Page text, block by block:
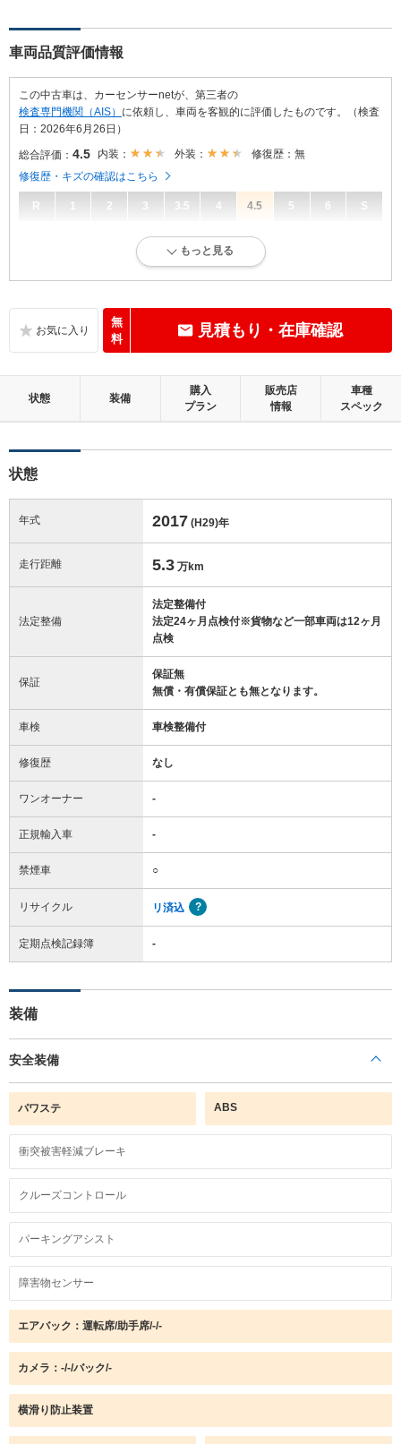
車両品質評価情報
この中古車は、カーセンサーnetが、第三者の
検査専門機関（AIS） に依頼し、車両を客観的に評価したものです。（検査
日：2026年6月26日）
総合評価： 4.5 内装： 外装：
修復歴：無
修復歴・キズの確認はこちら
R 1 2 3 3.5 4 4.5 5 6 S
内外装に目立たない軽微なキズ、ヘコミが少し認められますが、良好な
目立たない軽微なダメージはありますが、良好な状態です。
外装：
キズ、ヘコミなどが少なく、あっても目立たない、良好な状態です。
もっと見る
無
料
見積もり・在庫確認
状態 装備
購入
プラン
販売店
情報
車種
スペック
状態
年式 2017 (H29)年
走行距離 5.3 万km
法定整備
法定整備付
法定24ヶ月点検付※貨物など一部車両は12ヶ月
点検
保証
保証無
無償・有償保証とも無となります。
車検 車検整備付
修復歴 なし
ワンオーナー -
正規輸入車 -
禁煙車 ○
リサイクル リ済込
定期点検記録簿 -
装備
安全装備
パワステ ABS
衝突被害軽減ブレーキ
クルーズコントロール
パーキングアシスト
障害物センサー
エアバック：運転席/助手席/-/-
カメラ：-/-/バック/-
横滑り防止装置